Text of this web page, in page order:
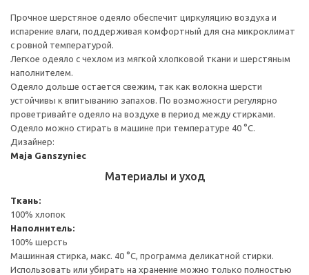
Прочное шерстяное одеяло обеспечит циркуляцию воздуха и
испарение влаги, поддерживая комфортный для сна микроклимат
с ровной температурой.
Легкое одеяло с чехлом из мягкой хлопковой ткани и шерстяным
наполнителем.
Одеяло дольше остается свежим, так как волокна шерсти
устойчивы к впитыванию запахов. По возможности регулярно
проветривайте одеяло на воздухе в период между стирками.
Одеяло можно стирать в машине при температуре 40 °C.
Дизайнер:
Maja Ganszyniec
Материалы и уход
Ткань:
100% хлопок
Наполнитель:
100% шерсть
Машинная стирка, макс. 40 °C, программа деликатной стирки.
Использовать или убирать на хранение можно только полностью